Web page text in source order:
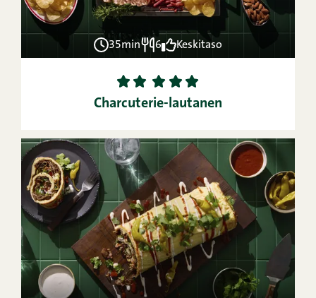
35min 6 Keskitaso
1 2 3 4
5
Charcuterie-lautanen